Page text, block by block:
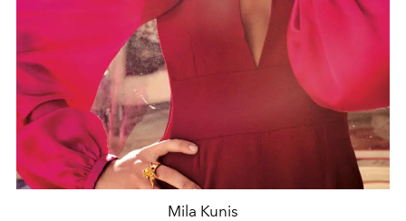
Mila Kunis